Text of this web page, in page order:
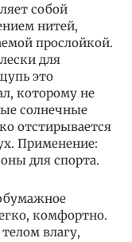
собой
нитей,
прослойкой.
для
это
которому не
солнечные
отстирывается
Применение:
для спорта.
комфортно.
влагу,